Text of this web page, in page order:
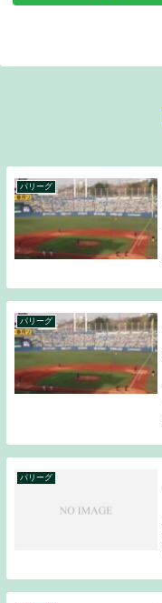
パリーグ
パリーグ
パリーグ